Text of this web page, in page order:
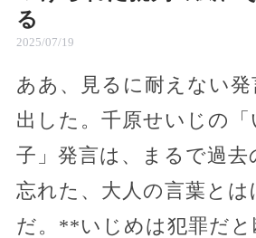
る
2025/07/19
ああ、見るに耐えない
出した。千原せいじの
子」発言は、まるで過去
忘れた、大人の言葉と
だ。**いじめは犯罪だと